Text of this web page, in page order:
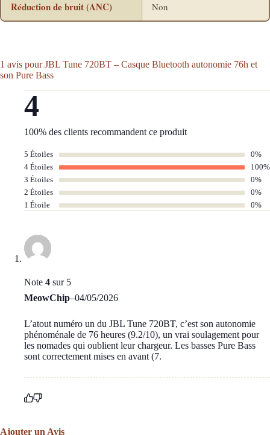
Réduction de bruit (ANC) Non
1 avis pourJBL Tune 720BT – Casque Bluetooth autonomie 76h et
son Pure Bass
4
100% des clients recommandent ce produit
5 Étoiles
0%
4 Étoiles
100%
3 Étoiles
0%
2 Étoiles
0%
1 Étoile
0%
Note 4 sur 5
MeowChip–04/05/2026
L’atout numéro un du JBL Tune 720BT, c’est son autonomie
phénoménale de 76 heures (9.2/10), un vrai soulagement pour
les nomades qui oublient leur chargeur. Les basses Pure Bass
sont correctement mises en avant (7.
Ajouter un Avis